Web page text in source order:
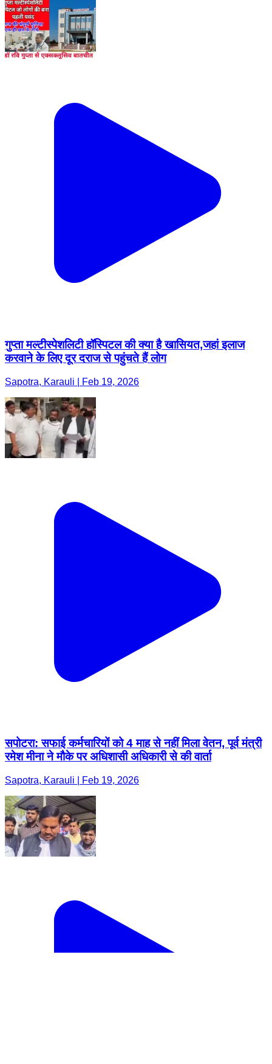
गुप्ता मल्टीस्पेशलिटी हॉस्पिटल की क्या है खासियत,जहां इलाज
करवाने के लिए दूर दराज से पहुंचते हैं लोग
Sapotra, Karauli | Feb 19, 2026
सपोटरा: सफाई कर्मचारियों को 4 माह से नहीं मिला वेतन, पूर्व मंत्री
रमेश मीना ने मौके पर अधिशासी अधिकारी से की वार्ता
Sapotra, Karauli | Feb 19, 2026